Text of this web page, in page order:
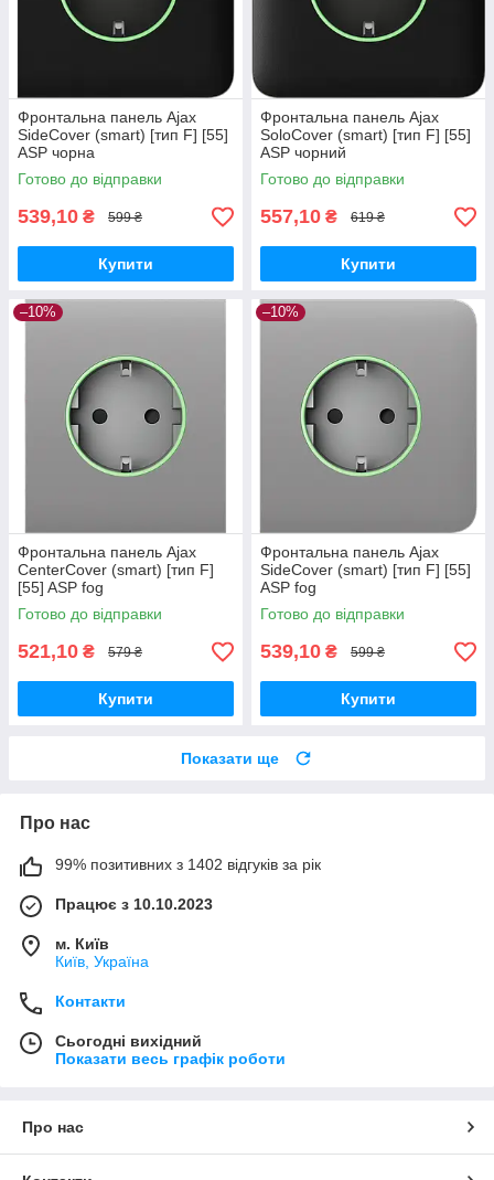
Фронтальна панель Ajax
SideCover (smart) [тип F] [55]
ASP чорна
Готово до відправки
539,10 ₴ 599 ₴
Купити
Фронтальна панель Ajax
SoloCover (smart) [тип F] [55]
ASP чорний
Готово до відправки
557,10 ₴ 619 ₴
Купити
–10%
Фронтальна панель Ajax
CenterCover (smart) [тип F]
[55] ASP fog
Готово до відправки
521,10 ₴ 579 ₴
Купити
–10%
Фронтальна панель Ajax
SideCover (smart) [тип F] [55]
ASP fog
Готово до відправки
539,10 ₴ 599 ₴
Купити
Показати ще
Про нас
99% позитивних з 1402 відгуків за рік
Працює з 10.10.2023
м. Київ
Київ, Україна
Контакти
Сьогодні вихідний
Показати весь графік роботи
Про нас